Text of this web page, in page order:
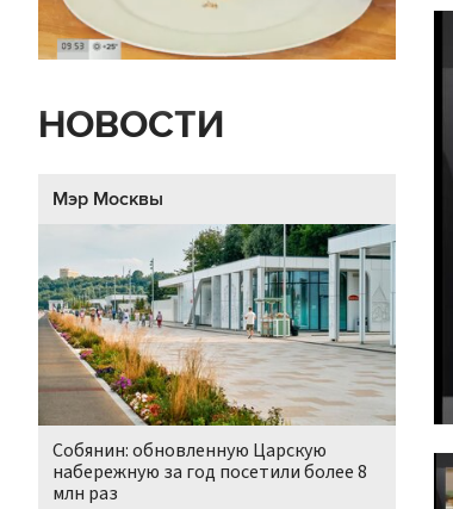
НОВОСТИ
Мэр Москвы
Собянин: обновленную Царскую
набережную за год посетили более 8
млн раз